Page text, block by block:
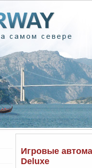
Игровые
Deluxe